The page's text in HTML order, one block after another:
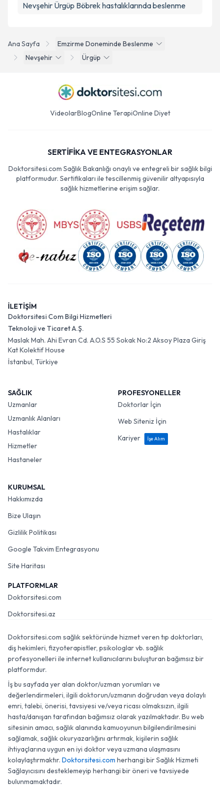
Ana Sayfa
Emzirme Doneminde Beslenme
Nevşehir
Ürgüp
Nevşehir Ürgüp Böbrek hastalıklarında beslenme
VideolarBlogOnline TerapiOnline Diyet
SERTİFİKA VE ENTEGRASYONLAR
Doktorsitesi.com Sağlık Bakanlığı onaylı ve entegreli bir sağlık bilgi
platformudur. Sertifikaları ile tescillenmiş güvenilir altyapısıyla
sağlık hizmetlerine erişim sağlar.
İLETİŞİM
Doktorsitesi Com Bilgi Hizmetleri
Teknoloji ve Ticaret A.Ş.
Maslak Mah. Ahi Evran Cd. A.O.S 55 Sokak No:2 Aksoy Plaza Giriş
Kat Kolektif House
İstanbul, Türkiye
SAĞLIK
Uzmanlar
Uzmanlık Alanları
Hastalıklar
Hizmetler
Hastaneler
PROFESYONELLER
Doktorlar İçin
Web Siteniz İçin
Kariyer
İşe Alım
KURUMSAL
Hakkımızda
Bize Ulaşın
Gizlilik Politikası
Google Takvim Entegrasyonu
Site Haritası
PLATFORMLAR
Doktorsitesi.com
Doktorsitesi.az
Doktorsitesi.com sağlık sektöründe hizmet veren tıp doktorları,
diş hekimleri, fizyoterapistler, psikologlar vb. sağlık
profesyonelleri ile internet kullanıcılarını buluşturan bağımsız bir
platformdur.
İş bu sayfada yer alan doktor/uzman yorumları ve
değerlendirmeleri, ilgili doktorun/uzmanın doğrudan veya dolaylı
emri, talebi, önerisi, tavsiyesi ve/veya ricası olmaksızın, ilgili
hasta/danışan tarafından bağımsız olarak yazılmaktadır. Bu web
sitesinin amacı, sağlık alanında kamuoyunun bilgilendirilmesini
sağlamak, sağlık okuryazarlığını artırmak, kişilerin sağlık
ihtiyaçlarına uygun en iyi doktor veya uzmana ulaşmasını
kolaylaştırmaktır. Doktorsitesi.com herhangi bir Sağlık Hizmeti
Sağlayıcısını desteklemeyip herhangi bir öneri ve tavsiyede
bulunmamaktadır.